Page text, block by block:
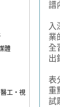
體
工‧視
譜
入
業
全
出
表
重
試